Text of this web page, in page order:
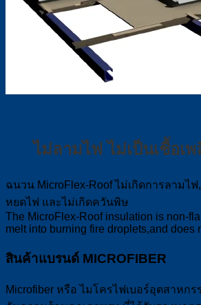
ไม่ลามไฟ ไม่เป็นเชื้อเพ
ฉนวน MicroFlex-Roof ไม่เกิดการลามไ
หยดไฟ และไม่เกิดควันพิษ
The MicroFlex-Roof insulation is non-
melt into burning fire droplets,and does
สินค้าแบรนด์ MICROFIBER
Microfiber หรือ ไมโครไฟเบอร์อุตสาหก